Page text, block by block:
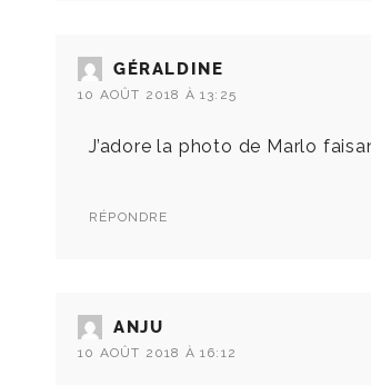
GÉRALDINE
10 AOÛT 2018 À 13:25
J’adore la photo de Marlo
RÉPONDRE
ANJU
10 AOÛT 2018 À 16:12